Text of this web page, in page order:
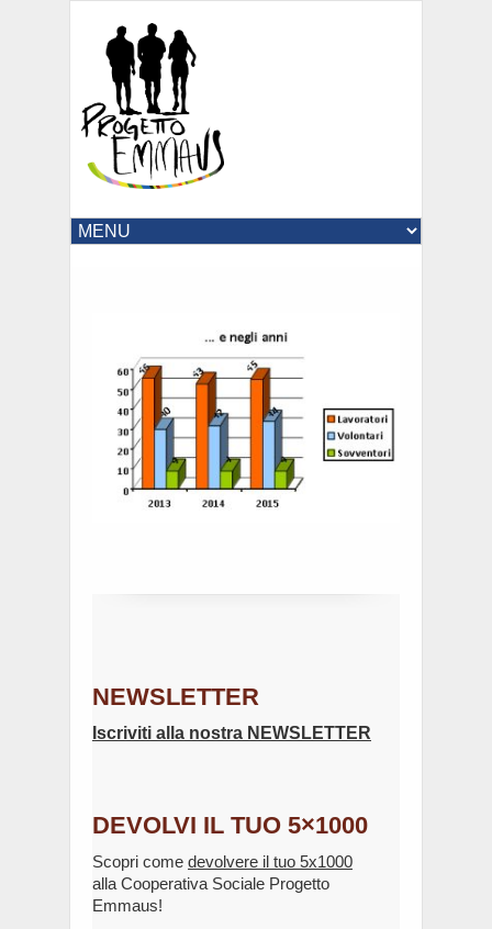
NEWSLETTER
Iscriviti alla nostra NEWSLETTER
DEVOLVI IL TUO 5×1000
Scopri come devolvere il tuo 5x1000
alla Cooperativa Sociale Progetto
Emmaus!